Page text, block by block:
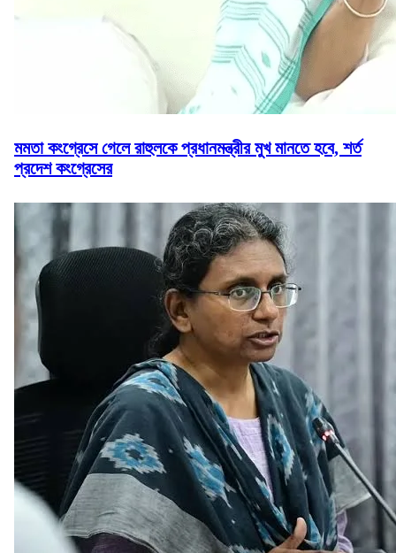
মমতা কংগ্রেসে গেলে রাহুলকে প্রধানমন্ত্রীর মুখ মানতে হবে, শর্ত
প্রদেশ কংগ্রেসের